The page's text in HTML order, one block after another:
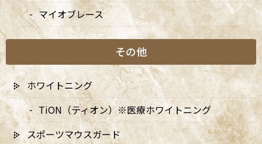
1. 予防とは
予防は、虫歯や歯周病をはじめとする歯科疾患を未然に防ぐこと
を目的にしています。これは、歯科医院で行う専門的な予防処置
だけでなく、日常的に患者様自身が行うセルフケアも含まれま
す。毎日の歯磨きやフロスの使用に加え、定期的な歯科医院での
検診やクリーニングが予防の柱となります。
マイオブレース
その他
ホワイトニング
TiON（ティオン）※医療ホワイトニング
スポーツマウスガード